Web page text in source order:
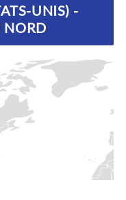
UNIS) -
NORD